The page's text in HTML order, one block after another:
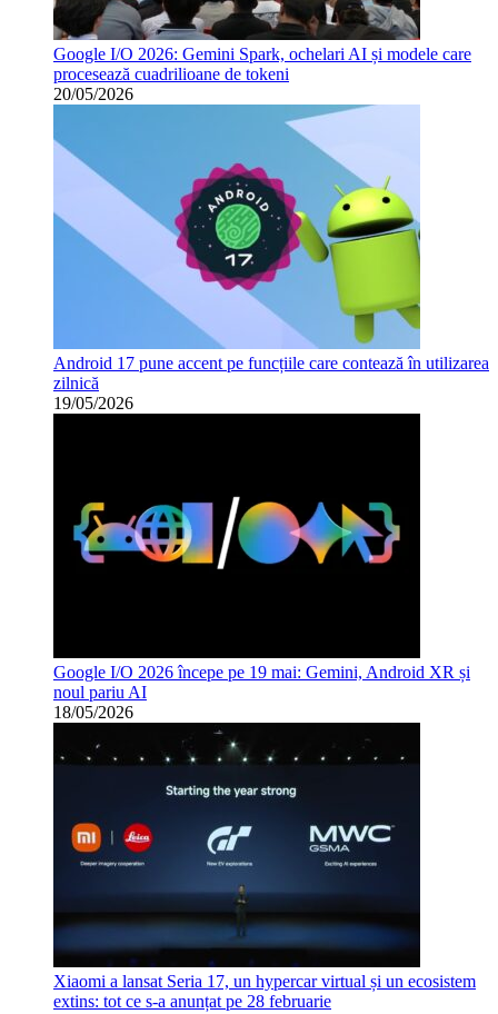
Google I/O 2026: Gemini Spark, ochelari AI și modele care
procesează cuadrilioane de tokeni
20/05/2026
Android 17 pune accent pe funcțiile care contează în utilizarea
zilnică
19/05/2026
Google I/O 2026 începe pe 19 mai: Gemini, Android XR și
noul pariu AI
18/05/2026
Xiaomi a lansat Seria 17, un hypercar virtual și un ecosistem
extins: tot ce s-a anunțat pe 28 februarie